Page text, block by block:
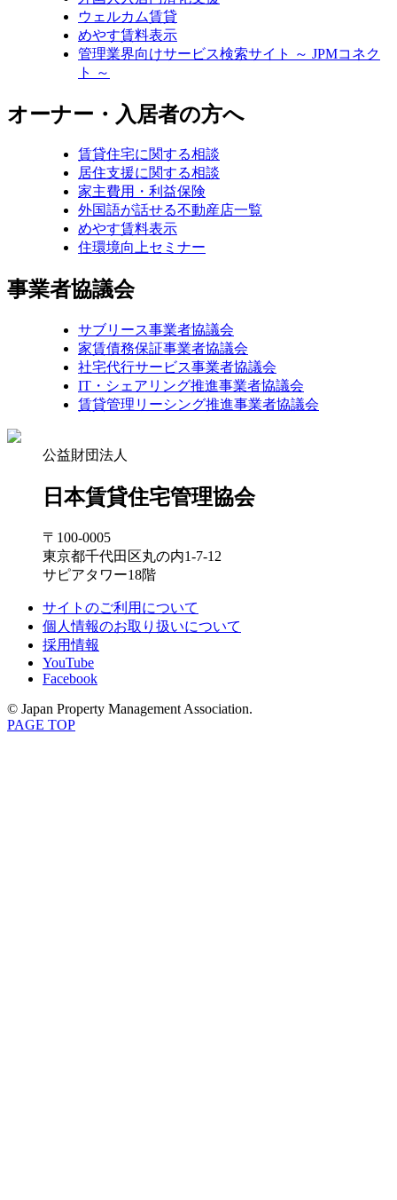
ウェルカム賃貸
めやす賃料表示
管理業界向けサービス検索サイト ～ JPMコネク
ト ～
オーナー・入居者の方へ
賃貸住宅に関する相談
居住支援に関する相談
家主費用・利益保険
外国語が話せる不動産店一覧
めやす賃料表示
住環境向上セミナー
事業者協議会
サブリース事業者協議会
家賃債務保証事業者協議会
社宅代行サービス事業者協議会
IT・シェアリング推進事業者協議会
賃貸管理リーシング推進事業者協議会
公益財団法人
日本賃貸住宅管理協会
〒100-0005
東京都千代田区丸の内1-7-12
サピアタワー18階
サイトのご利用について
個人情報のお取り扱いについて
採用情報
YouTube
Facebook
© Japan Property Management Association.
PAGE TOP